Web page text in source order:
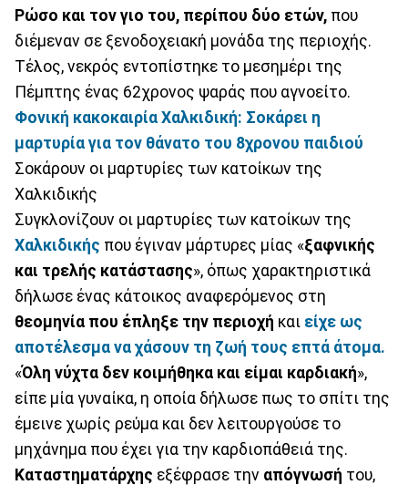
Ρώσο και τον γιο του, περίπου δύο ετών, που
διέμεναν σε ξενοδοχειακή μονάδα της περιοχής.
Τέλος, νεκρός εντοπίστηκε το μεσημέρι της
Πέμπτης ένας 62χρονος ψαράς που αγνοείτο.
Φονική κακοκαιρία Χαλκιδική: Σοκάρει η
μαρτυρία για τον θάνατο του 8χρονου παιδιού
Σοκάρουν οι μαρτυρίες των κατοίκων της
Χαλκιδικής
Συγκλονίζουν οι μαρτυρίες των κατοίκων της
Χαλκιδικής που έγιναν μάρτυρες μίας «ξαφνικής
και τρελής κατάστασης», όπως χαρακτηριστικά
δήλωσε ένας κάτοικος αναφερόμενος στη
θεομηνία που έπληξε την περιοχή και είχε ως
αποτέλεσμα να χάσουν τη ζωή τους επτά άτομα.
«Όλη νύχτα δεν κοιμήθηκα και είμαι καρδιακή»,
είπε μία γυναίκα, η οποία δήλωσε πως το σπίτι της
έμεινε χωρίς ρεύμα και δεν λειτουργούσε το
μηχάνημα που έχει για την καρδιοπάθειά της.
Καταστηματάρχης εξέφρασε την απόγνωσή του,